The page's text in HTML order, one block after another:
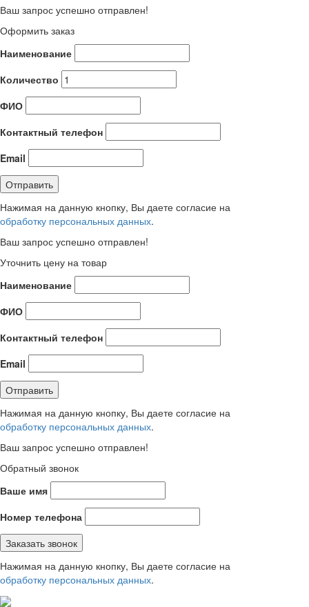
Ваш запрос успешно отправлен!
Оформить заказ
Наименование
Количество
ФИО
Контактный телефон
Email
Нажимая на данную кнопку, Вы даете согласие на
обработку персональных данных.
Ваш запрос успешно отправлен!
Уточнить цену на товар
Наименование
ФИО
Контактный телефон
Email
Нажимая на данную кнопку, Вы даете согласие на
обработку персональных данных.
Ваш запрос успешно отправлен!
Обратный звонок
Ваше имя
Номер телефона
Нажимая на данную кнопку, Вы даете согласие на
обработку персональных данных.